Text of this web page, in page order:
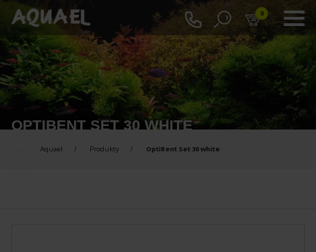
0
OPTIBENT SET 30 WHITE
Aquael Produkty OptiBent Set 30 white